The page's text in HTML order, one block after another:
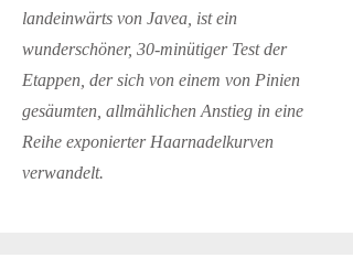
landeinwärts von Javea, ist ein
wunderschöner, 30-minütiger Test der
Etappen, der sich von einem von Pinien
gesäumten, allmählichen Anstieg in eine
Reihe exponierter Haarnadelkurven
verwandelt.